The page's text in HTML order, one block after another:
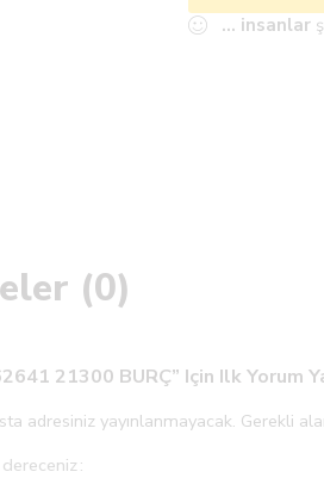
... insanlar
(0)
21300 BURÇ” Için Ilk Yorum
adresiniz yayınlanmayacak. Gerekli